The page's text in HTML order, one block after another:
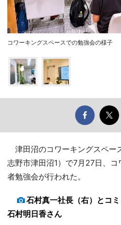
コワーキングスペースでの勉強会の様子
津田沼のコワーキングスペー
志野市津田沼1）で7月27日、
者勉強会が行われた。
石村真一社長（右）とコ
石村明日香さん